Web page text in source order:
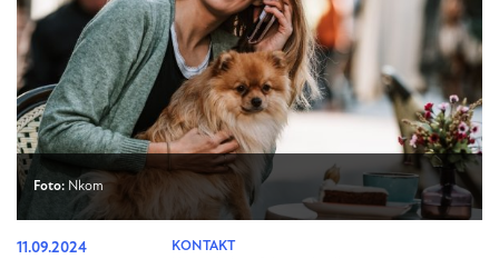
Foto: Nkom
11.09.2024
KONTAKT